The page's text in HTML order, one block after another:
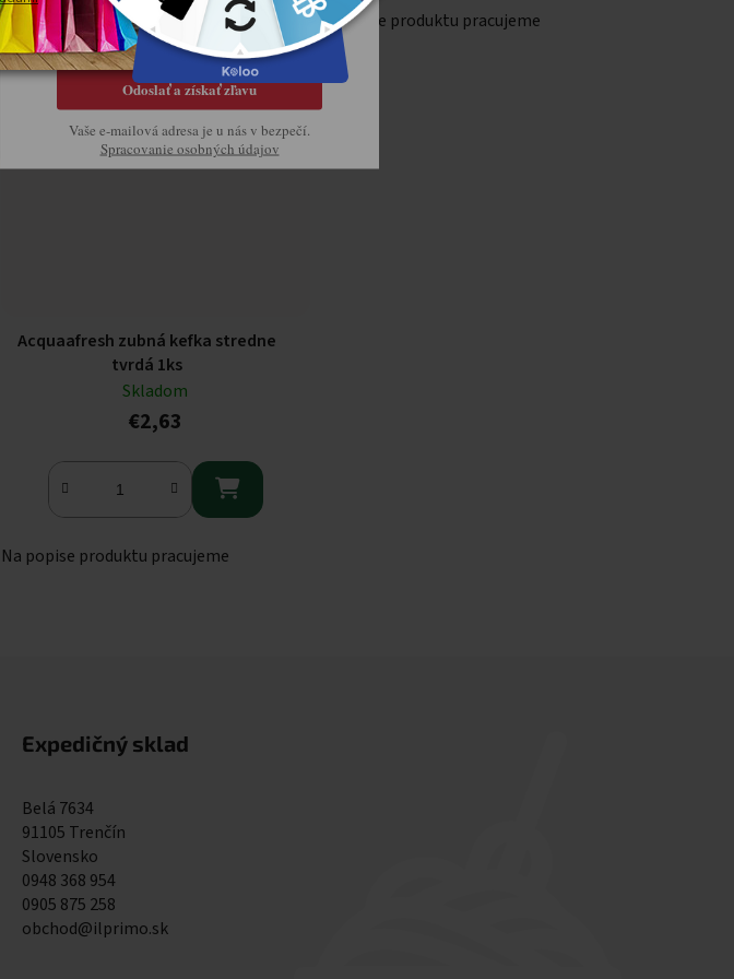
Na popise produktu pracujeme Na popise produktu pracujeme
Acquaafresh zubná kefka stredne
tvrdá 1ks
Skladom
€2,63

Na popise produktu pracujeme
Expedičný sklad
Belá 7634
91105 Trenčín
Slovensko
0948 368 954
0905 875 258
obchod@ilprimo.sk
Odoslať a získať zľavu
Vaše e-mailová adresa je u nás v bezpečí.
Spracovanie osobných údajov